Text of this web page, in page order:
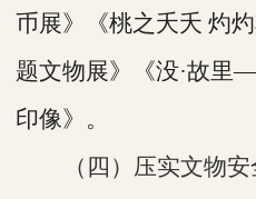
币展》《桃之夭夭 灼
题文物展》《没·故
印像》。
（四）压实文物